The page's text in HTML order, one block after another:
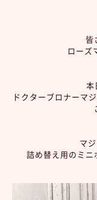
皆
ローズ
本
ドクターブロナーマ
マ
詰め替え用のミニ